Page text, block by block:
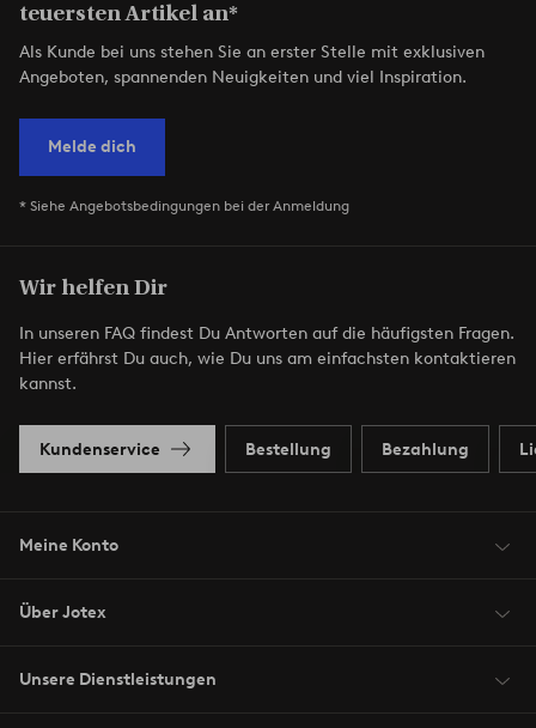
teuersten Artikel an*
Als Kunde bei uns stehen Sie an erster Stelle mit exklusiven
Angeboten, spannenden Neuigkeiten und viel Inspiration.
Melde dich
* Siehe Angebotsbedingungen bei der Anmeldung
Wir helfen Dir
In unseren FAQ findest Du Antworten auf die häufigsten Fragen.
Hier erfährst Du auch, wie Du uns am einfachsten kontaktieren
kannst.
Kundenservice Bestellung Bezahlung
Meine Konto
Über Jotex
Unsere Dienstleistungen